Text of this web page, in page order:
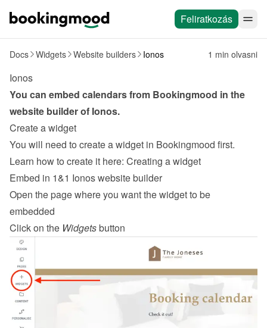
Feliratkozás
Docs Widgets Website builders Ionos 1 min olvasni
Ionos
You can embed calendars from Bookingmood in the
website builder of Ionos.
Create a widget
You will need to create a widget in Bookingmood first.
Learn how to create it here: Creating a widget
Embed in 1&1 Ionos website builder
Open the page where you want the widget to be
embedded
Click on the Widgets button